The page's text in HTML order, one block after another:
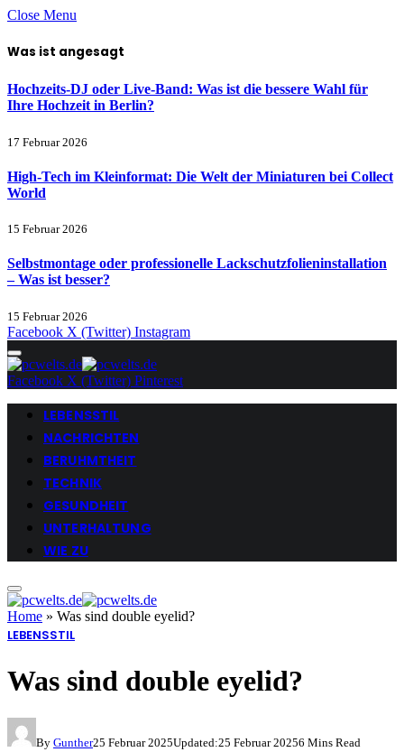
Close Menu
Was ist angesagt
Hochzeits-DJ oder Live-Band: Was ist die bessere Wahl für
Ihre Hochzeit in Berlin?
17 Februar 2026
High-Tech im Kleinformat: Die Welt der Miniaturen bei Collect
World
15 Februar 2026
Selbstmontage oder professionelle Lackschutzfolieninstallation
– Was ist besser?
15 Februar 2026
Facebook X (Twitter) Instagram
Facebook X (Twitter) Pinterest
LEBENSSTIL
NACHRICHTEN
BERUHMTHEIT
TECHNIK
GESUNDHEIT
UNTERHALTUNG
WIE ZU
Home » Was sind double eyelid?
LEBENSSTIL
Was sind double eyelid?
By Gunther25 Februar 2025Updated:25 Februar 20256 Mins Read